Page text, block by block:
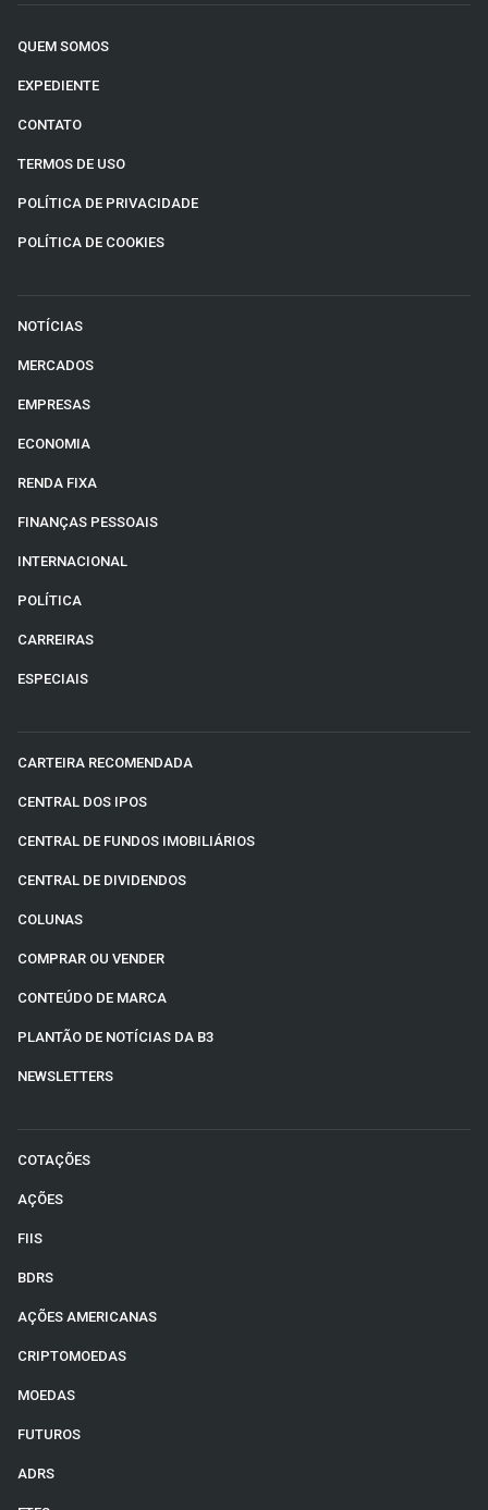
QUEM SOMOS
EXPEDIENTE
CONTATO
TERMOS DE USO
POLÍTICA DE PRIVACIDADE
POLÍTICA DE COOKIES
NOTÍCIAS
MERCADOS
EMPRESAS
ECONOMIA
RENDA FIXA
FINANÇAS PESSOAIS
INTERNACIONAL
POLÍTICA
CARREIRAS
ESPECIAIS
CARTEIRA RECOMENDADA
CENTRAL DOS IPOS
CENTRAL DE FUNDOS IMOBILIÁRIOS
CENTRAL DE DIVIDENDOS
COLUNAS
COMPRAR OU VENDER
CONTEÚDO DE MARCA
PLANTÃO DE NOTÍCIAS DA B3
NEWSLETTERS
COTAÇÕES
AÇÕES
FIIS
BDRS
AÇÕES AMERICANAS
CRIPTOMOEDAS
MOEDAS
FUTUROS
ADRS